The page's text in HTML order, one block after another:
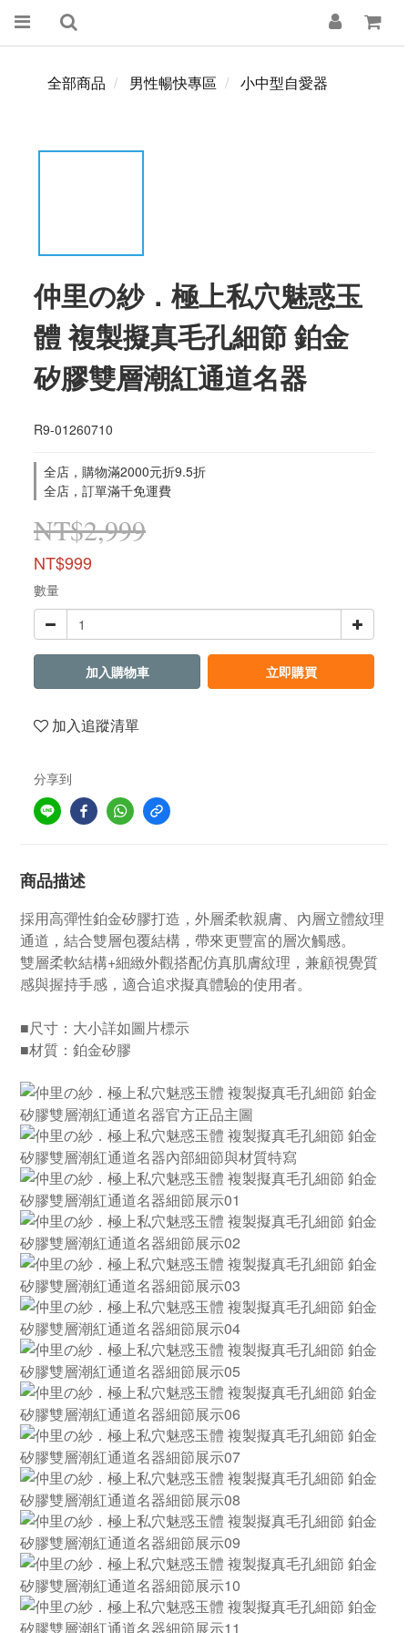
全部商品 男性暢快專區 小中型自愛器
仲里の紗．極上私穴魅惑玉
體 複製擬真毛孔細節 鉑金
矽膠雙層潮紅通道名器
R9-01260710
全店，購物滿2000元折9.5折
全店，訂單滿千免運費
NT$2,999
NT$999
數量
加入購物車 立即購買
加入追蹤清單
分享到
商品描述
採用高彈性鉑金矽膠打造，外層柔軟親膚、內層立體紋理
通道，結合雙層包覆結構，帶來更豐富的層次觸感。
雙層柔軟結構+細緻外觀搭配仿真肌膚紋理，兼顧視覺質
感與握持手感，適合追求擬真體驗的使用者。
■尺寸：大小詳如圖片標示
■材質：鉑金矽膠